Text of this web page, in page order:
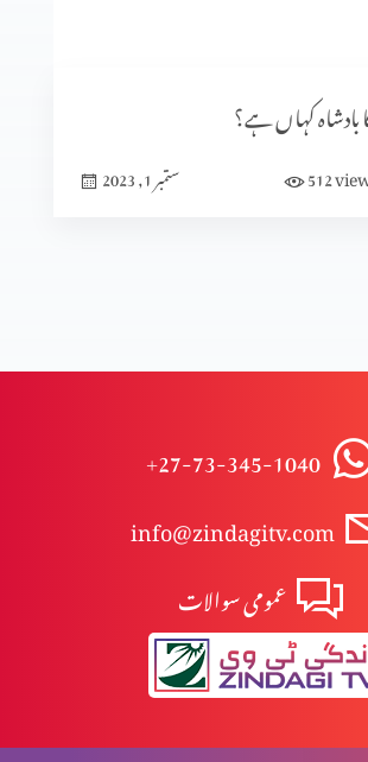
میں کیا کروں؟
بادشاہ کہاں ہے؟
ستمبر 1, 2023 512
+27-73-345-1040
info@zindagitv.com
عمومی سوالات